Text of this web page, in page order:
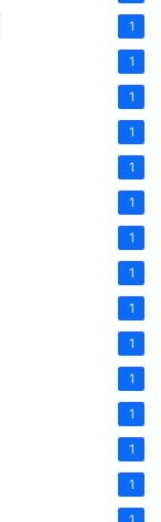
1
1
1
1
1
1
1
1
1
1
1
1
1
1